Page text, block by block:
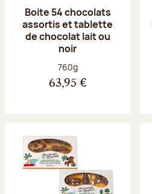
Boite 54 chocolats
assortis et tablette
de chocolat lait ou
noir
Poids net :
760g
63,95 €